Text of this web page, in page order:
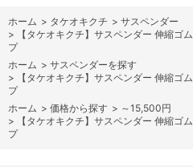
ホーム > タケオキクチ > サスペンダー
>
【タケオキクチ】サスペンダー 伸縮
プ
ホーム > サスペンダーを探す
>
【タケオキクチ】サスペンダー 伸縮
プ
ホーム > 価格から探す > ～15,500円
>
【タケオキクチ】サスペンダー 伸縮
プ